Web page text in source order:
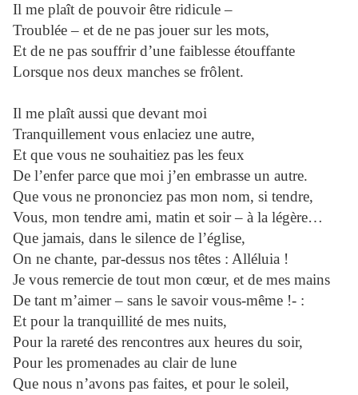
Il me plaît de pouvoir être ridicule –
Troublée – et de ne pas jouer sur les mots,
Et de ne pas souffrir d’une faiblesse étouffante
Lorsque nos deux manches se frôlent.
Il me plaît aussi que devant moi
Tranquillement vous enlaciez une autre,
Et que vous ne souhaitiez pas les feux
De l’enfer parce que moi j’en embrasse un autre.
Que vous ne prononciez pas mon nom, si tendre,
Vous, mon tendre ami, matin et soir – à la légère…
Que jamais, dans le silence de l’église,
On ne chante, par-dessus nos têtes : Alléluia !
Je vous remercie de tout mon cœur, et de mes mains
De tant m’aimer – sans le savoir vous-même !- :
Et pour la tranquillité de mes nuits,
Pour la rareté des rencontres aux heures du soir,
Pour les promenades au clair de lune
Que nous n’avons pas faites, et pour le soleil,